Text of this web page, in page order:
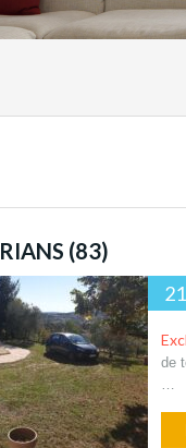
RIANS (83)
de
…